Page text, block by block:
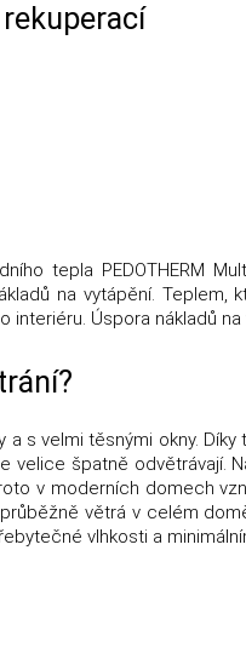
tepla PEDOTHERM
na vytápění.
Úspora nákladů
s velmi těsnými okny.
velice špatně odvětrávají.
v moderních domech
větrá v celém
vlhkosti a